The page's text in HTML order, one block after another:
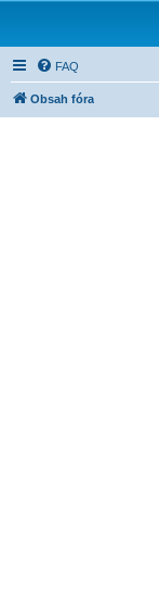
FAQ
Obsah fóra